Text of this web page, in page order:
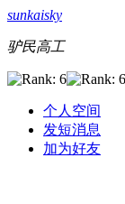
sunkaisky
驴民高工
个人空间
发短消息
加为好友